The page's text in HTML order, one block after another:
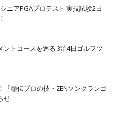
ニアPGAプロテスト 実技試験2日
ントコースを巡る 3泊4日ゴルフツ
『㊙️伝プロの技・ZENソンクランゴ
せ